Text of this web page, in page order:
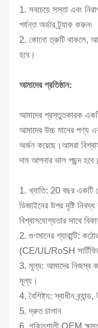
1. সবচেয়ে সস্তা এবং
পর্যন্ত অর্ডার ট্র্যাক করুন৷
2. কোনো ত্রুটি থাকলে,
হবে।
আমাদের প্রতিষ্ঠান:
আমাদের প্রস্তুতকারক একটি
আমাদের উচ্চ মানের পণ্য
অর্জন করেছে।আমরা
দাম আপনার ভাল পছন্দ হবে।
1. খ্যাতি: 20 বছর একটি
ডিজাইনের উপর দৃষ্টি
বিশ্বাসযোগ্যতার সাথে
2. গুণমানের গ্যারান্টি:
(CE/UL/RoSH
3. মূল্য: আমাদের নিজস্ব
মূল্য।
4. বৈশিষ্ট্য: স্বাধীন
5. দ্রুত চালান
6. শক্তিশালী OEM